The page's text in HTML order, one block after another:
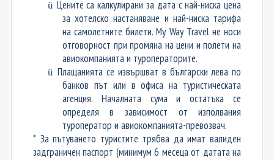
ü Цените са калкулирани за дата с най-нискацена
за хотелско настаняване и най-ниска тарифа
на самолетните билети. My Way Travel не носи
отговорност при промяна на цени и полети на
авиокомпанията и туроператорите.
ü Плащанията се извършват в български лева по
банков път или в офиса на туристическата
агенция. Началната сума и остатъка се
определя в зависимост от изполвания
туроператор и авиокомпанията-превозвач.
* За пътуването туристите трябва да имат валиден
задграничен паспорт (минимум 6 месеца от датата на